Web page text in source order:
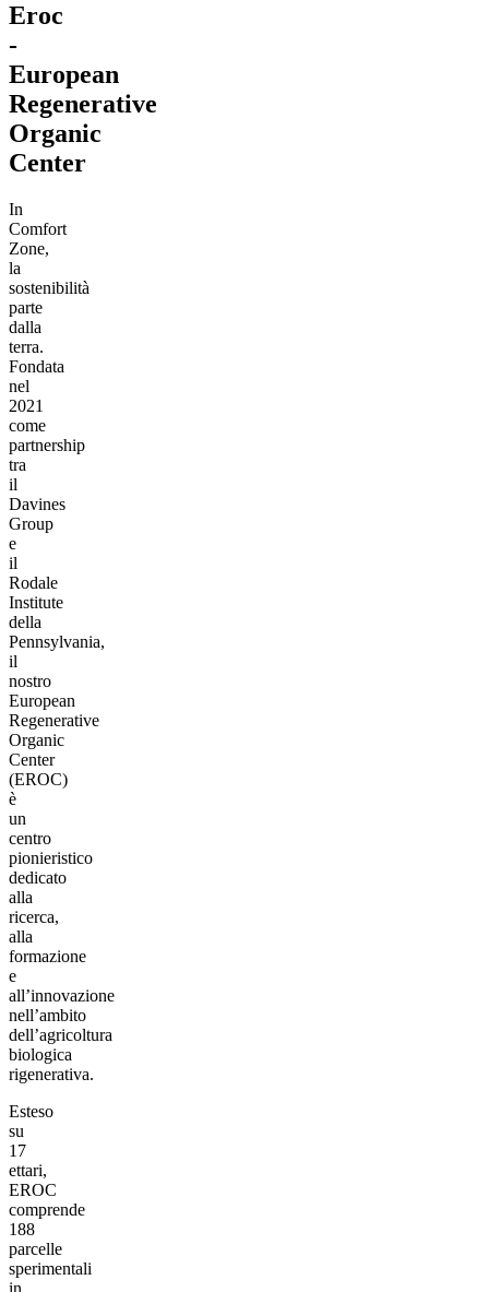
Eroc
-
European
Regenerative
Organic
Center
In
Comfort
Zone,
la
sostenibilità
parte
dalla
terra.
Fondata
nel
2021
come
partnership
tra
il
Davines
Group
e
il
Rodale
Institute
della
Pennsylvania,
il
nostro
European
Regenerative
Organic
Center
(EROC)
è
un
centro
pionieristico
dedicato
alla
ricerca,
alla
formazione
e
all’innovazione
nell’ambito
dell’agricoltura
biologica
rigenerativa.
Esteso
su
17
ettari,
EROC
comprende
188
parcelle
sperimentali
in